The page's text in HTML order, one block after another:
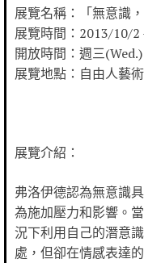
展覽名稱：「無意識
展覽時間：2013/10/
開放時間：週三
展覽地點：自由人藝
展覽介紹：
弗洛伊德認為無意識
為施加壓力和影響。
況下利用自己的潛意
處，但卻在情感表達